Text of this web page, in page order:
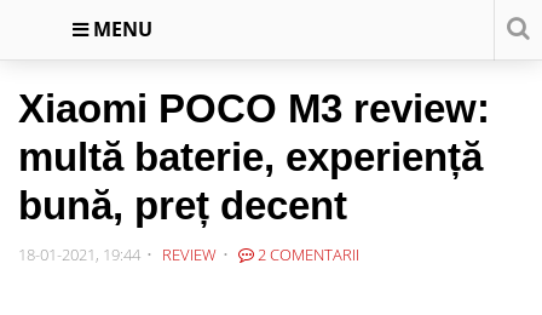
MENU
Xiaomi POCO M3 review:
multă baterie, experiență
bună, preț decent
18-01-2021, 19:44 REVIEW 2 COMENTARII